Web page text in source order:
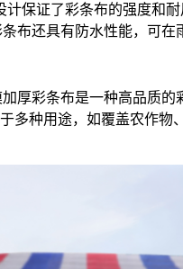
计保证了彩条布的强度和
布还具有防水性能，可在
厚彩条布是一种高品质
多种用途，如覆盖农作物